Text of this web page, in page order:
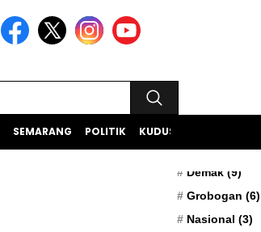
SEMARANG POLITIK KUDUS
Apresiasi(5)
Demak (9)
Grobogan (6)
Nasional (3)